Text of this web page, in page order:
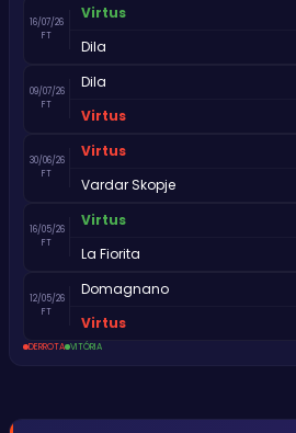
16/07/26
FT
Virtus
Dila
09/07/26
FT
Dila
Virtus
30/06/26
FT
Virtus
Vardar Skopje
16/05/26
FT
Virtus
La Fiorita
12/05/26
FT
Domagnano
Virtus
DERROTA VITÓRIA